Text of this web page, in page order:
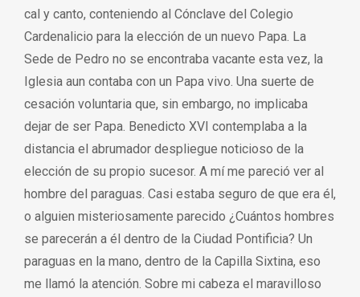
cal y canto, conteniendo al Cónclave del Colegio
Cardenalicio para la elección de un nuevo Papa. La
Sede de Pedro no se encontraba vacante esta vez, la
Iglesia aun contaba con un Papa vivo. Una suerte de
cesación voluntaria que, sin embargo, no implicaba
dejar de ser Papa. Benedicto XVI contemplaba a la
distancia el abrumador despliegue noticioso de la
elección de su propio sucesor. A mí me pareció ver al
hombre del paraguas. Casi estaba seguro de que era él,
o alguien misteriosamente parecido ¿Cuántos hombres
se parecerán a él dentro de la Ciudad Pontificia? Un
paraguas en la mano, dentro de la Capilla Sixtina, eso
me llamó la atención. Sobre mi cabeza el maravilloso